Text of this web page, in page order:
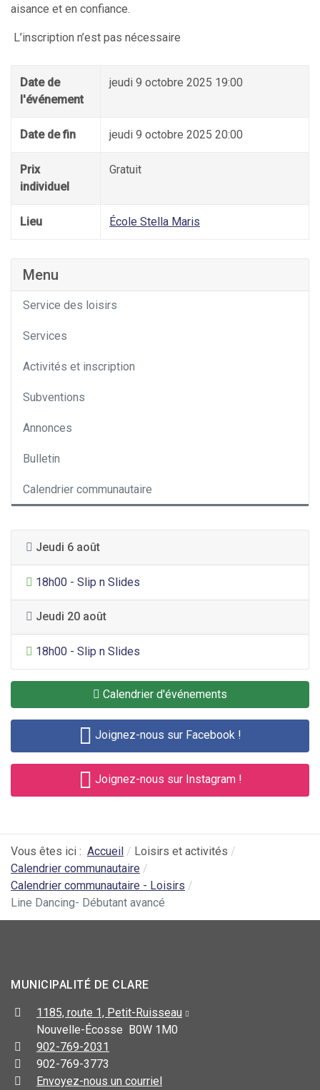
aisance et en confiance.
L’inscription n’est pas nécessaire
Date de
l'événement
jeudi 9 octobre 2025 19:00
Date de fin jeudi 9 octobre 2025 20:00
Prix
individuel
Gratuit
Lieu École Stella Maris
Menu
Service des loisirs
Services
Activités et inscription
Subventions
Annonces
Bulletin
Calendrier communautaire
Jeudi 6 août
Divertissement général
18h00 - Slip n Slides
Jeudi 20 août
Divertissement général
18h00 - Slip n Slides
Calendrier d'événements
Joignez-nous sur Facebook !
Joignez-nous sur Instagram !
Vous êtes ici : Accueil
Loisirs et activités
Calendrier communautaire
Calendrier communautaire - Loisirs
Line Dancing- Débutant avancé
MUNICIPALITÉ DE CLARE
1185, route 1, Petit-Ruisseau
Nouvelle-Écosse B0W 1M0
902-769-2031
902-769-3773
Envoyez-nous un courriel